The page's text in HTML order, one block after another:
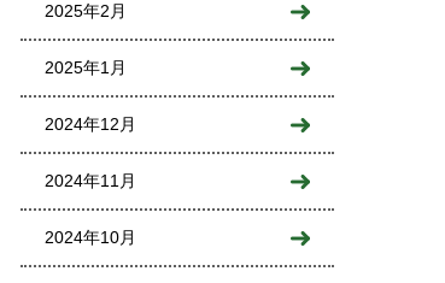
2025年2月
2025年1月
2024年12月
2024年11月
2024年10月